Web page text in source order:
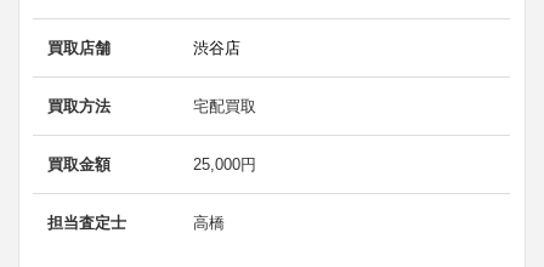
買取店舗 渋谷店
買取方法 宅配買取
買取金額 25,000円
担当査定士 高橋